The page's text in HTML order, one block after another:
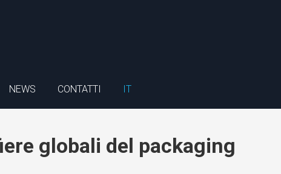
NEWS CONTATTI IT
globali del packaging